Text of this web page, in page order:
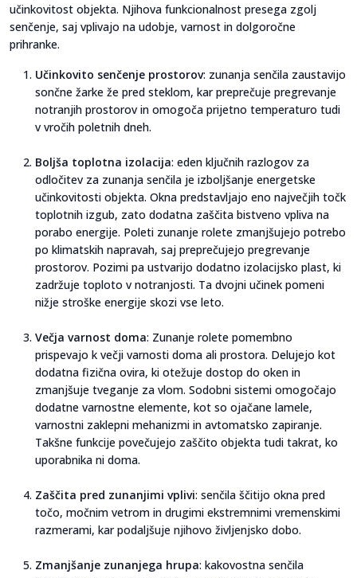
učinkovitost objekta. Njihova funkcionalnost presega zgolj
senčenje, saj vplivajo na udobje, varnost in dolgoročne
prihranke.
Učinkovito senčenje prostorov: zunanja senčila zaustavijo
sončne žarke že pred steklom, kar preprečuje pregrevanje
notranjih prostorov in omogoča prijetno temperaturo tudi
v vročih poletnih dneh.
Boljša toplotna izolacija: eden ključnih razlogov za
odločitev za zunanja senčila je izboljšanje energetske
učinkovitosti objekta. Okna predstavljajo eno največjih točk
toplotnih izgub, zato dodatna zaščita bistveno vpliva na
porabo energije. Poleti zunanje rolete zmanjšujejo potrebo
po klimatskih napravah, saj preprečujejo pregrevanje
prostorov. Pozimi pa ustvarijo dodatno izolacijsko plast, ki
zadržuje toploto v notranjosti. Ta dvojni učinek pomeni
nižje stroške energije skozi vse leto.
Večja varnost doma: Zunanje rolete pomembno
prispevajo k večji varnosti doma ali prostora. Delujejo kot
dodatna fizična ovira, ki otežuje dostop do oken in
zmanjšuje tveganje za vlom. Sodobni sistemi omogočajo
dodatne varnostne elemente, kot so ojačane lamele,
varnostni zaklepni mehanizmi in avtomatsko zapiranje.
Takšne funkcije povečujejo zaščito objekta tudi takrat, ko
uporabnika ni doma.
Zaščita pred zunanjimi vplivi: senčila ščitijo okna pred
točo, močnim vetrom in drugimi ekstremnimi vremenskimi
razmerami, kar podaljšuje njihovo življenjsko dobo.
Zmanjšanje zunanjega hrupa: kakovostna senčila